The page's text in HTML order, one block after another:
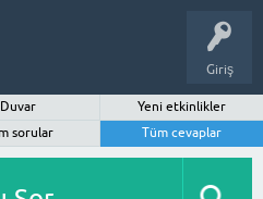
Giriş
Duvar
Yeni etkinlikler
sorular
Tüm cevaplar